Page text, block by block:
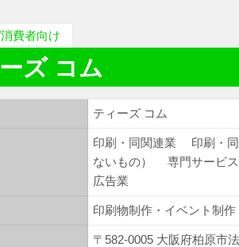
費者向け
ズ コム
ティーズ コム
印刷・同関連業 印刷・
ないもの）
専門サービ
広告業
印刷物制作・イベント制作
〒582-0005 大阪府柏原市